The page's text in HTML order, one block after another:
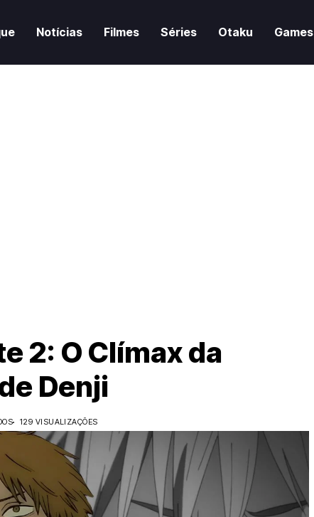
Notícias Filmes Séries Otaku Games
2: O Clímax da
Denji
129 VISUALIZAÇÕES